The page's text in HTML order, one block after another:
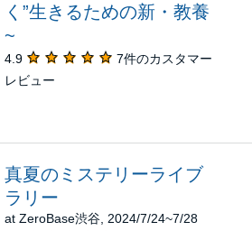
く”生きるための新・教養
~
4.9
7件のカスタマー
レビュー
真夏のミステリーライブ
ラリー
at ZeroBase渋谷, 2024/7/24~7/28